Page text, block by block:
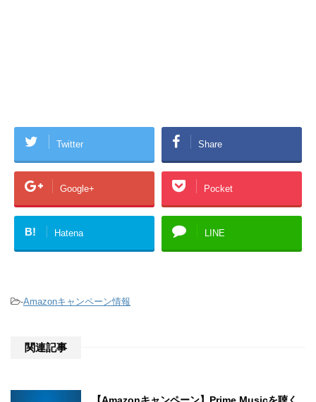
Twitter Share
Google+ Pocket
B! Hatena LINE
-Amazonキャンペーン情報
関連記事